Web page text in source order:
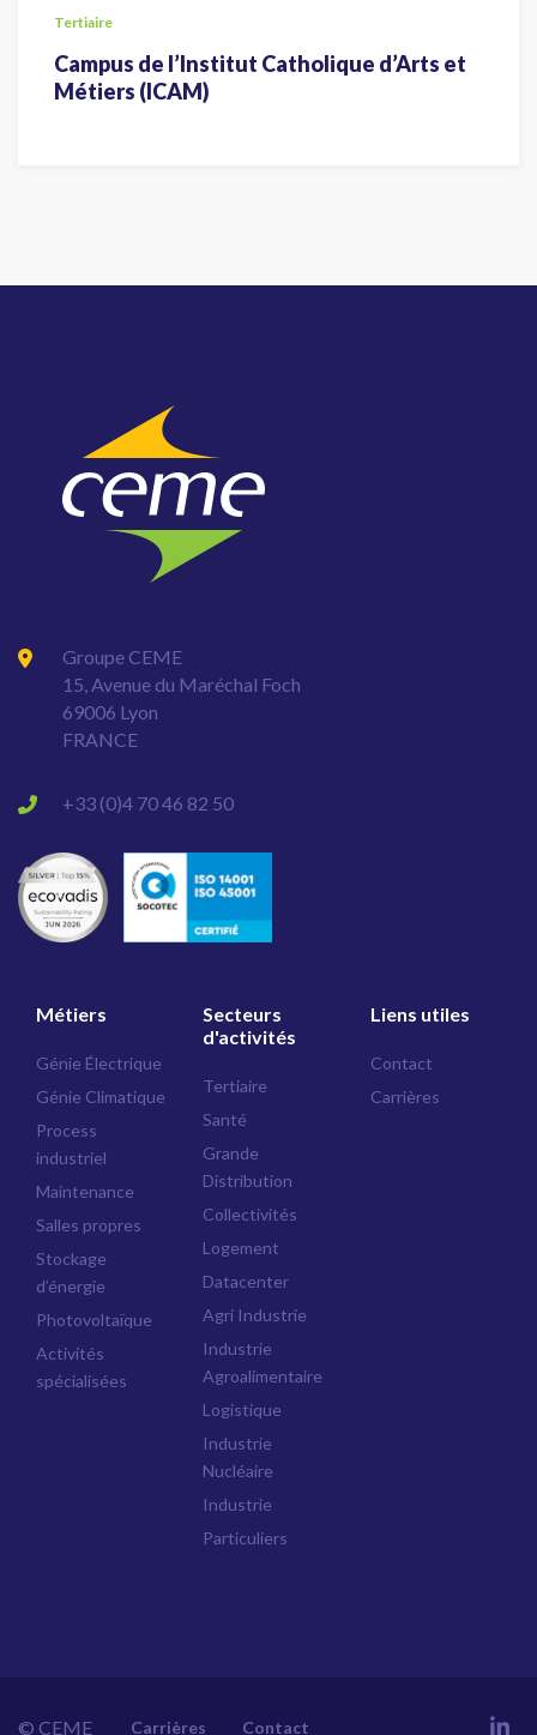
Tertiaire
Campus de l’Institut Catholique d’Arts et
Métiers (ICAM)
Groupe CEME
15, Avenue du Maréchal Foch
69006 Lyon
FRANCE
+33 (0)4 70 46 82 50
Métiers
Génie Électrique
Génie Climatique
Process
industriel
Maintenance
Salles propres
Stockage
d’énergie
Photovoltaïque
Activités
spécialisées
Secteurs
d'activités
Tertiaire
Santé
Grande
Distribution
Collectivités
Logement
Datacenter
Agri Industrie
Industrie
Agroalimentaire
Logistique
Industrie
Nucléaire
Industrie
Particuliers
Liens utiles
Contact
Carrières
© CEME Carrières Contact